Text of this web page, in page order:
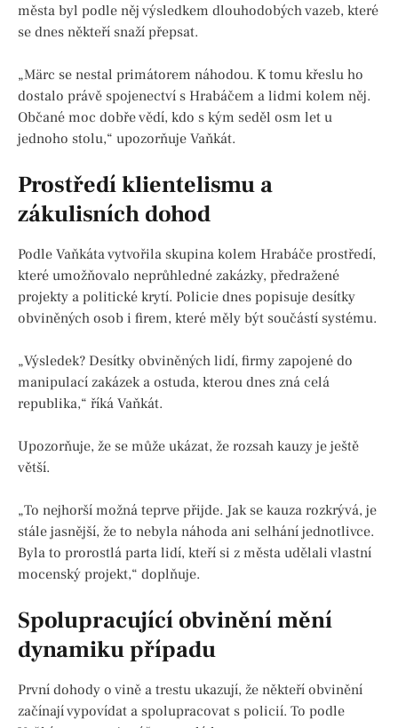
města byl podle něj výsledkem dlouhodobých vazeb, které
se dnes někteří snaží přepsat.
„Märc se nestal primátorem náhodou. K tomu křeslu ho
dostalo právě spojenectví s Hrabáčem a lidmi kolem něj.
Občané moc dobře vědí, kdo s kým seděl osm let u
jednoho stolu,“ upozorňuje Vaňkát.
Prostředí klientelismu a
zákulisních dohod
Podle Vaňkáta vytvořila skupina kolem Hrabáče prostředí,
které umožňovalo neprůhledné zakázky, předražené
projekty a politické krytí. Policie dnes popisuje desítky
obviněných osob i firem, které měly být součástí systému.
„Výsledek? Desítky obviněných lidí, firmy zapojené do
manipulací zakázek a ostuda, kterou dnes zná celá
republika,“ říká Vaňkát.
Upozorňuje, že se může ukázat, že rozsah kauzy je ještě
větší.
„To nejhorší možná teprve přijde. Jak se kauza rozkrývá, je
stále jasnější, že to nebyla náhoda ani selhání jednotlivce.
Byla to prorostlá parta lidí, kteří si z města udělali vlastní
mocenský projekt,“ doplňuje.
Spolupracující obvinění mění
dynamiku případu
První dohody o vině a trestu ukazují, že někteří obvinění
začínají vypovídat a spolupracovat s policií. To podle